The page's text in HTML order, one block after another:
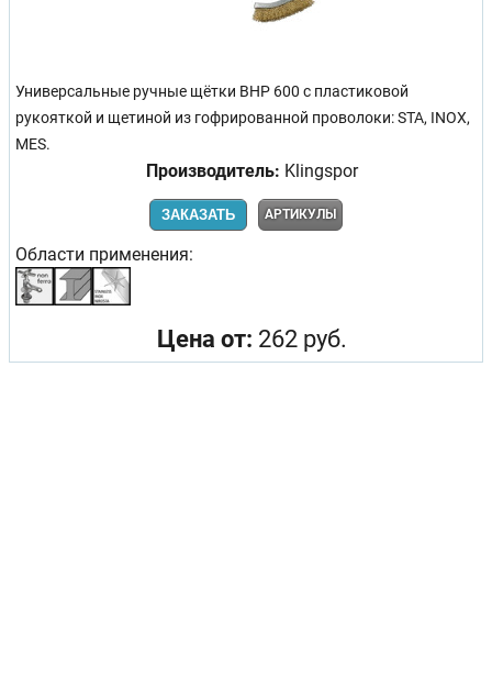
Универсальные ручные щётки BHP 600 с пластиковой
рукояткой и щетиной из гофрированной проволоки: STA, INOX,
MES.
Производитель: Klingspor
ЗАКАЗАТЬ АРТИКУЛЫ
Области применения:
Цена от: 262 руб.